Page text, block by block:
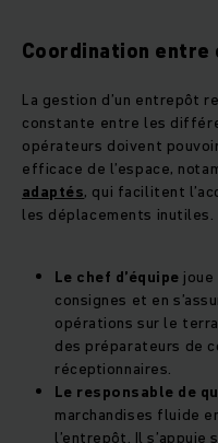
Coordination entre
La gestion d’un entrepôt
constante entre les
opérateurs doivent
efficace de l’espace,
adaptés, qui facilitent
les déplacements inutiles.
Le chef d’équipe
consignes et en
opérations sur le
des préparateurs de
réceptionnaires.
Le responsable de
marchandises fluide
l’entrepôt. Il